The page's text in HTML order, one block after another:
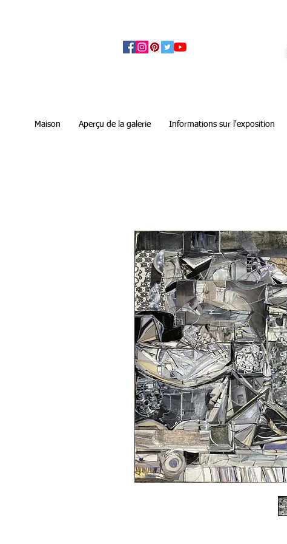
Maison Aperçu de la galerie Informations sur l'exposition